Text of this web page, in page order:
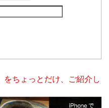
をちょっとだけ、ご紹介し